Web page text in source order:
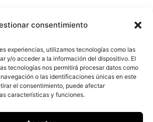
consentimiento
experiencias, utilizamos tecnologías como las
y/o acceder a la información del dispositivo. El
tecnologías nos permitirá procesar datos como
o las identificaciones únicas en este
el consentimiento, puede afectar
características y funciones.